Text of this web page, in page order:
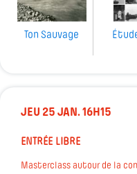
Ton Sauvage
JEU 25 JAN. 16H15
ENTRÉE LIBRE
Masterclass autour de la